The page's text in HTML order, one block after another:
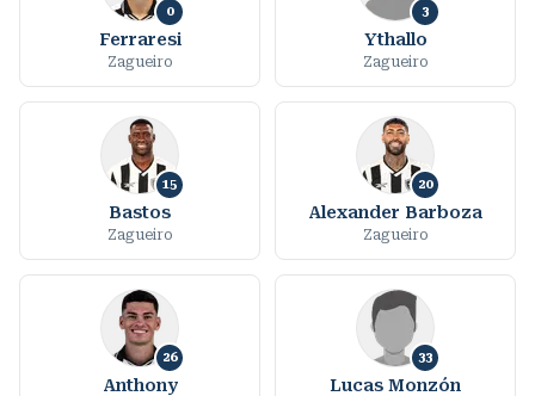
0
Ferraresi
Zagueiro
3
Ythallo
Zagueiro
15
Bastos
Zagueiro
20
Alexander Barboza
Zagueiro
26
Anthony
33
Lucas Monzón